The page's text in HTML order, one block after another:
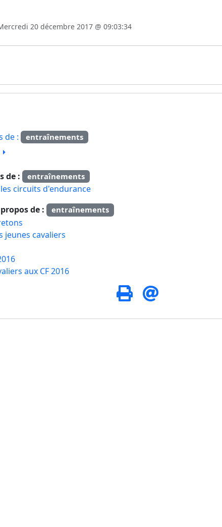
20 décembre 2017 @ 09:03:34
de : entraînements
de : entraînements
circuits d'endurance
de :
entraînements
jeunes cavaliers
aux CF 2016